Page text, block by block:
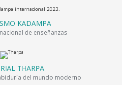
KADAMPA
de enseñanzas
THARPA
del mundo moderno